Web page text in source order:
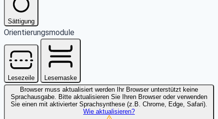
Sättigung
Orientierungsmodule
Lesezeile
Lesemaske
Browser muss aktualisiert werden
Ihr Browser unterstützt keine
Sprachausgabe. Bitte aktualisieren Sie Ihren Browser oder verwenden
Sie einen mit aktivierter Sprachsynthese (z.B. Chrome, Edge, Safari).
Wie aktualisieren?